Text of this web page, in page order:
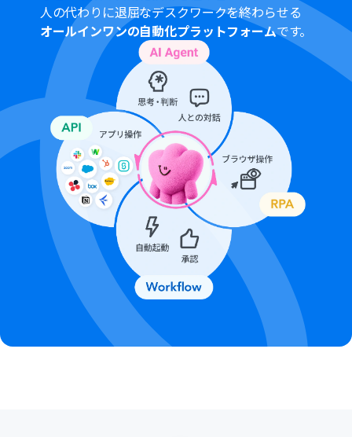
人の代わりに退屈なデスクワークを終わらせる
オールインワンの自動化プラットフォームです。